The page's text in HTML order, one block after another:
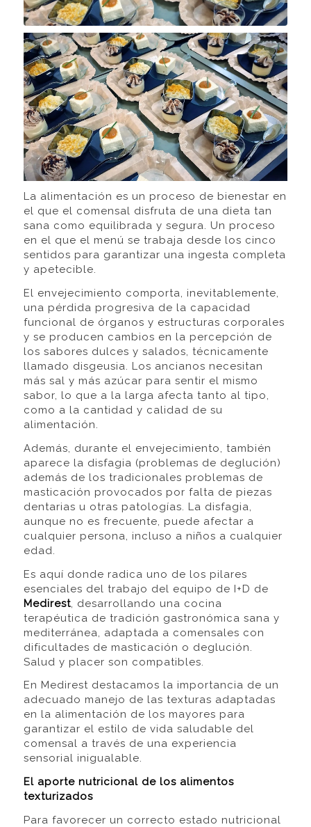
La alimentación es un proceso de bienestar en
el que el comensal disfruta de una dieta tan
sana como equilibrada y segura. Un proceso
en el que el menú se trabaja desde los cinco
sentidos para garantizar una ingesta completa
y apetecible.
El envejecimiento comporta, inevitablemente,
una pérdida progresiva de la capacidad
funcional de órganos y estructuras corporales
y se producen cambios en la percepción de
los sabores dulces y salados, técnicamente
llamado disgeusia. Los ancianos necesitan
más sal y más azúcar para sentir el mismo
sabor, lo que a la larga afecta tanto al tipo,
como a la cantidad y calidad de su
alimentación.
Además, durante el envejecimiento, también
aparece la disfagia (problemas de deglución)
además de los tradicionales problemas de
masticación provocados por falta de piezas
dentarias u otras patologías. La disfagia,
aunque no es frecuente, puede afectar a
cualquier persona, incluso a niños a cualquier
edad.
Es aquí donde radica uno de los pilares
esenciales del trabajo del equipo de I+D de
Medirest, desarrollando una cocina
terapéutica de tradición gastronómica sana y
mediterránea, adaptada a comensales con
dificultades de masticación o deglución.
Salud y placer son compatibles.
En Medirest destacamos la importancia de un
adecuado manejo de las texturas adaptadas
en la alimentación de los mayores para
garantizar el estilo de vida saludable del
comensal a través de una experiencia
sensorial inigualable.
El aporte nutricional de los alimentos
texturizados
Para favorecer un correcto estado nutricional